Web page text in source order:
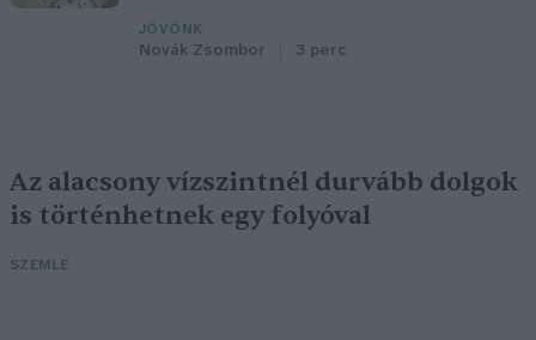
JÖVŐNK
Novák Zsombor 3 perc
Az alacsony vízszintnél durvább dolgok
is történhetnek egy folyóval
SZEMLE